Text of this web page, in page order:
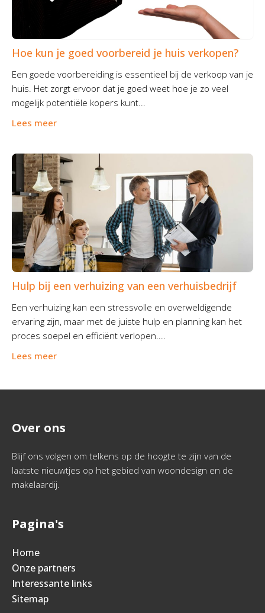
Hoe kun je goed voorbereid je huis verkopen?
Een goede voorbereiding is essentieel bij de verkoop van je
huis. Het zorgt ervoor dat je goed weet hoe je zo veel
mogelijk potentiële kopers kunt...
Lees meer
Hulp bij een verhuizing van een verhuisbedrijf
Een verhuizing kan een stressvolle en overweldigende
ervaring zijn, maar met de juiste hulp en planning kan het
proces soepel en efficiënt verlopen....
Lees meer
Over ons
Blijf ons volgen om telkens op de hoogte te zijn van de
laatste nieuwtjes op het gebied van woondesign en de
makelaardij.
Pagina's
Home
Onze partners
Interessante links
Sitemap